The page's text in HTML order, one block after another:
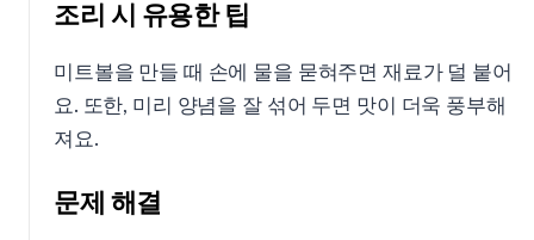
조리 시 유용한 팁
미트볼을 만들 때 손에 물을 묻혀주면 재료가 덜 붙어
요. 또한, 미리 양념을 잘 섞어 두면 맛이 더욱 풍부해
져요.
문제 해결